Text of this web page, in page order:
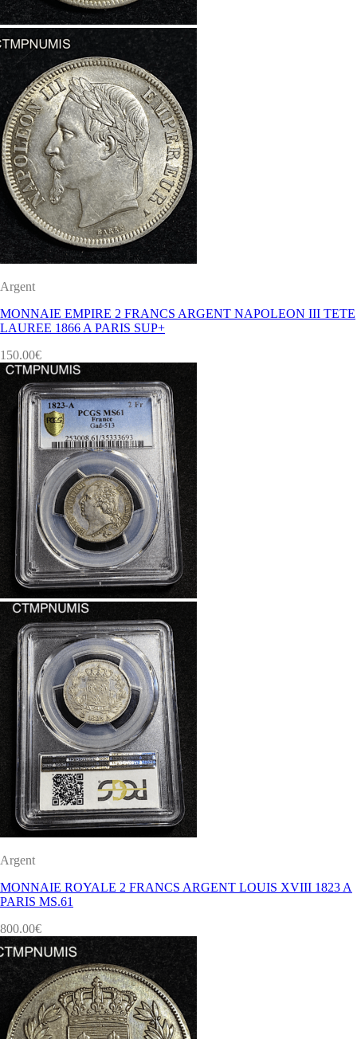
Argent
MONNAIE EMPIRE 2 FRANCS ARGENT NAPOLEON III TETE
LAUREE 1866 A PARIS SUP+
150.00€
Argent
MONNAIE ROYALE 2 FRANCS ARGENT LOUIS XVIII 1823 A
PARIS MS.61
800.00€